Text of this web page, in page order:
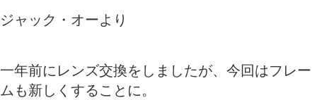
ジャック・オーより
一年前にレンズ交換をしましたが、今回はフレー
ムも新しくすることに。